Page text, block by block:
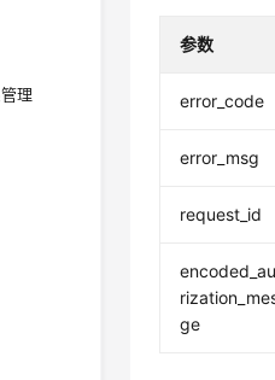
理
参数
error_code
error_msg
request_id
ge